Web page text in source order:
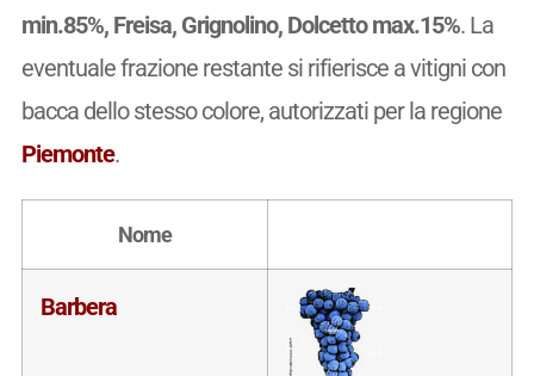
min.85%, Freisa, Grignolino, Dolcetto max.15%. La
eventuale frazione restante si rifierisce a vitigni con
bacca dello stesso colore, autorizzati per la regione
Piemonte.
Nome
Barbera